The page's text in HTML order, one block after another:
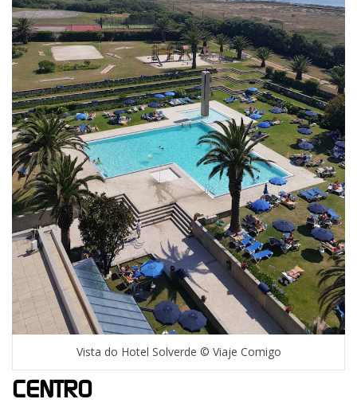
Vista do Hotel Solverde © Viaje Comigo
CENTRO